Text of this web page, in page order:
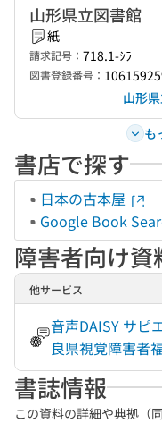
山形県立図書館
紙
請求記号： 718.1-ｼﾗ
図書登録番号：
山形
も
書店で探す
日本の古本屋
Google Book
障害者向け資
他サービス
音声DAISY サピ
良県視覚障害者
書誌情報
この資料の詳細や典拠（